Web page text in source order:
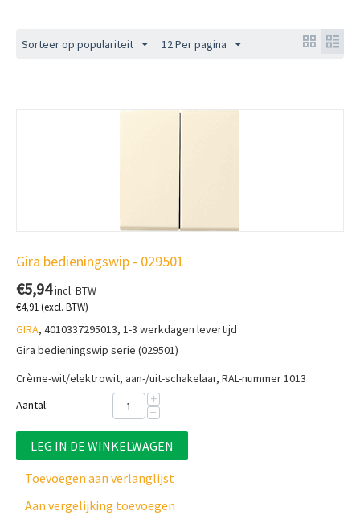
Sorteer op populariteit 12 Per pagina
Gira bedieningswip - 029501
€5,94incl. BTW
€4,91(excl. BTW)
GIRA, 4010337295013, 1-3 werkdagen levertijd
Gira bedieningswip serie (029501)
Crème-wit/elektrowit, aan-/uit-schakelaar, RAL-nummer 1013
Aantal:
+
−
LEG IN DE WINKELWAGEN
Toevoegen aan verlanglijst
Aan vergelijking toevoegen